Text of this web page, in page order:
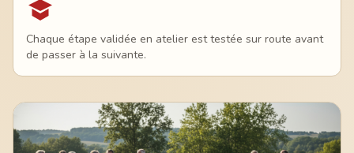
Chaque étape validée en atelier est testée sur route avant
de passer à la suivante.